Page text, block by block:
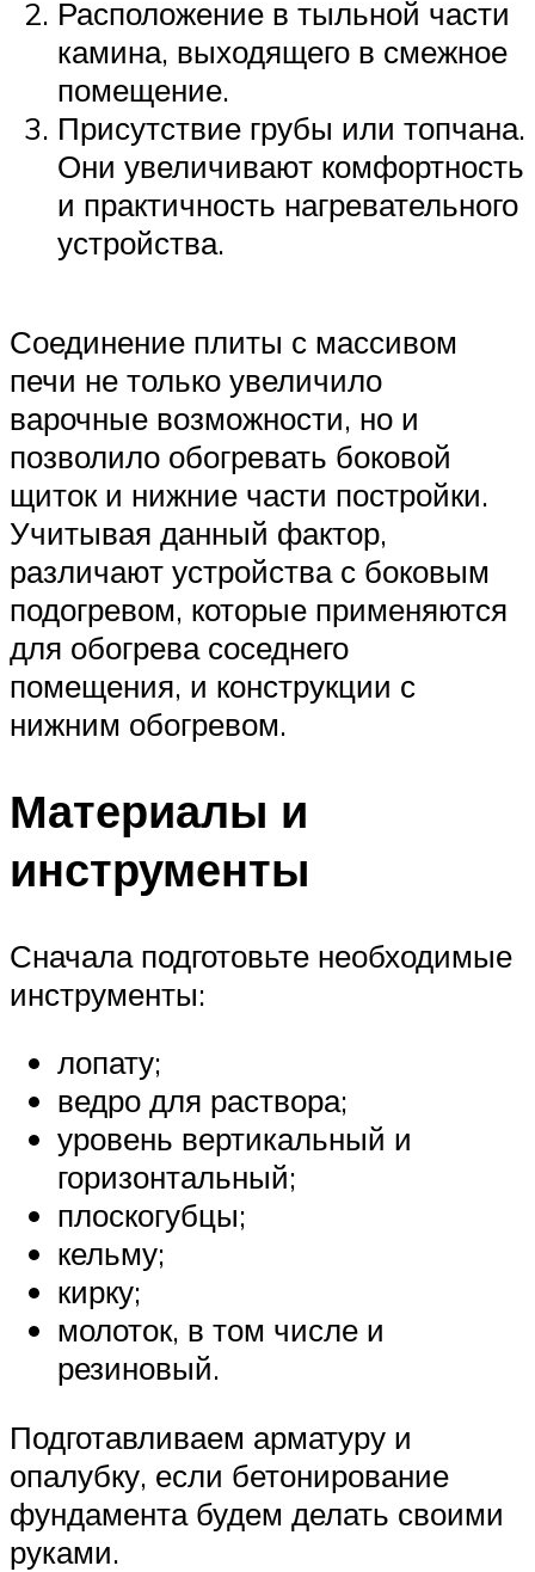
Расположение в тыльной части
камина, выходящего в смежное
помещение.
Присутствие грубы или топчана.
Они увеличивают комфортность
и практичность нагревательного
устройства.
Соединение плиты с массивом
печи не только увеличило
варочные возможности, но и
позволило обогревать боковой
щиток и нижние части постройки.
Учитывая данный фактор,
различают устройства с боковым
подогревом, которые применяются
для обогрева соседнего
помещения, и конструкции с
нижним обогревом.
Материалы и
инструменты
Сначала подготовьте необходимые
инструменты:
лопату;
ведро для раствора;
уровень вертикальный и
горизонтальный;
плоскогубцы;
кельму;
кирку;
молоток, в том числе и
резиновый.
Подготавливаем арматуру и
опалубку, если бетонирование
фундамента будем делать своими
руками.